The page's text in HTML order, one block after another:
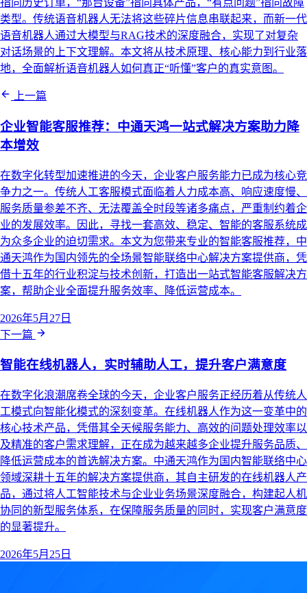
指向历史订单，“那台设备”指向具体产品，“有点问题”指向故障
类型。传统语音机器人无法将这些碎片信息串联起来，而新一代
语音机器人通过大模型与RAG技术的深度融合，实现了对复杂
对话场景的上下文理解。本文将从技术原理、核心能力到行业落
地，全面解析语音机器人如何真正“听懂”客户的真实意图。
上一篇
企业智能客服推荐：中通天鸿一站式解决方案助力降
本增效
在数字化转型加速推进的今天，企业客户服务能力已成为核心竞
争力之一。传统人工客服模式面临着人力成本高、响应速度慢、
服务质量参差不齐、无法覆盖全时段等诸多痛点，严重制约着企
业的发展效率。因此，寻找一套高效、稳定、智能的客服系统成
为众多企业的迫切需求。本文为您带来专业的智能客服推荐，中
通天鸿作为国内领先的全场景智能联络中心解决方案提供商，凭
借十五年的行业积淀与技术创新，打造出一站式智能客服解决方
案，帮助企业全面提升服务效率、降低运营成本。
2026年5月27日
下一篇
智能在线机器人，实时辅助人工，提升客户满意度
在数字化浪潮席卷全球的今天，企业客户服务正经历着从传统人
工模式向智能化模式的深刻变革。在线机器人作为这一变革中的
核心技术产品，凭借其全天候服务能力、高效的问题处理效率以
及精准的客户需求理解，正在成为越来越多企业提升服务品质、
降低运营成本的首选解决方案。中通天鸿作为国内智能联络中心
领域深耕十五年的解决方案提供商，其自主研发的在线机器人产
品，通过将人工智能技术与企业业务场景深度融合，构建起人机
协同的新型服务体系，在保障服务质量的同时，实现客户满意度
的显著提升。
2026年5月25日